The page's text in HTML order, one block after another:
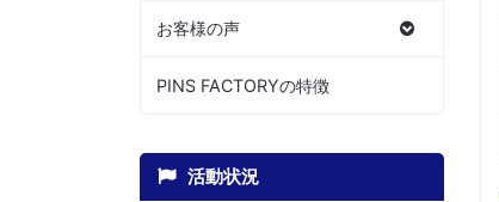
お客様の声
PINS FACTORYの特徴
活動状況